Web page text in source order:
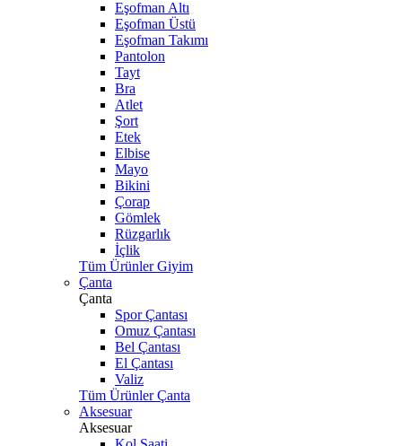
Eşofman Altı
Eşofman Üstü
Eşofman Takımı
Pantolon
Tayt
Bra
Atlet
Şort
Etek
Elbise
Mayo
Bikini
Çorap
Gömlek
Rüzgarlık
İçlik
Tüm Ürünler Giyim
Çanta
Çanta
Spor Çantası
Omuz Çantası
Bel Çantası
El Çantası
Valiz
Tüm Ürünler Çanta
Aksesuar
Aksesuar